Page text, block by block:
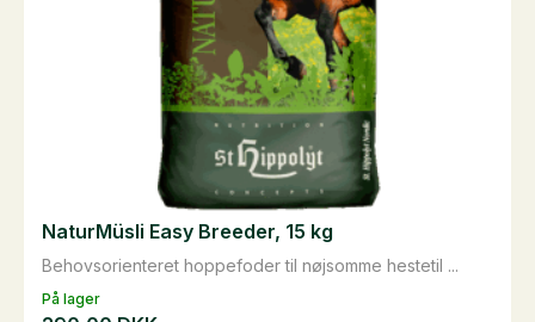
På lager
Behovsorienteret hoppefoder til nøjsomme hestetil ...
NaturMüsli Easy Breeder, 15 kg